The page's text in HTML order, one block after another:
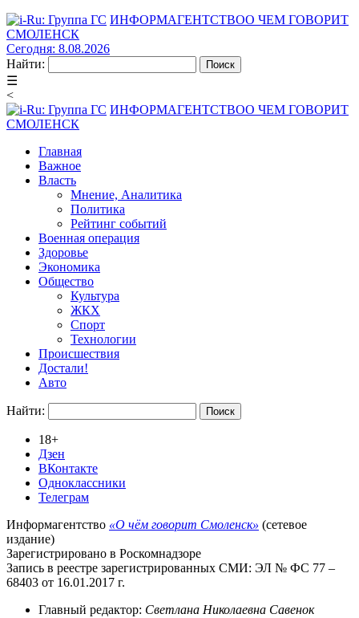
ИНФОРМАГЕНТСТВОО ЧЕМ ГОВОРИТ
СМОЛЕНСК
Сегодня: 8.08.2026
Найти:
☰
<
ИНФОРМАГЕНТСТВОО ЧЕМ ГОВОРИТ
СМОЛЕНСК
Главная
Важное
Власть
Мнение, Аналитика
Политика
Рейтинг событий
Военная операция
Здоровье
Экономика
Общество
Культура
ЖКХ
Спорт
Технологии
Происшествия
Достали!
Авто
Найти:
18+
Дзен
ВКонтакте
Одноклассники
Телеграм
Информагентство «О чём говорит Смоленск» (сетевое
издание)
Зарегистрировано в Роскомнадзоре
Запись в реестре зарегистрированных СМИ: ЭЛ № ФС 77 –
68403 от 16.01.2017 г.
Главный редактор: Светлана Николаевна Савенок